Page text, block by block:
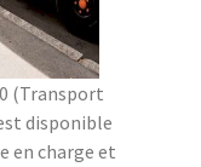
(Transport
disponible
en charge et